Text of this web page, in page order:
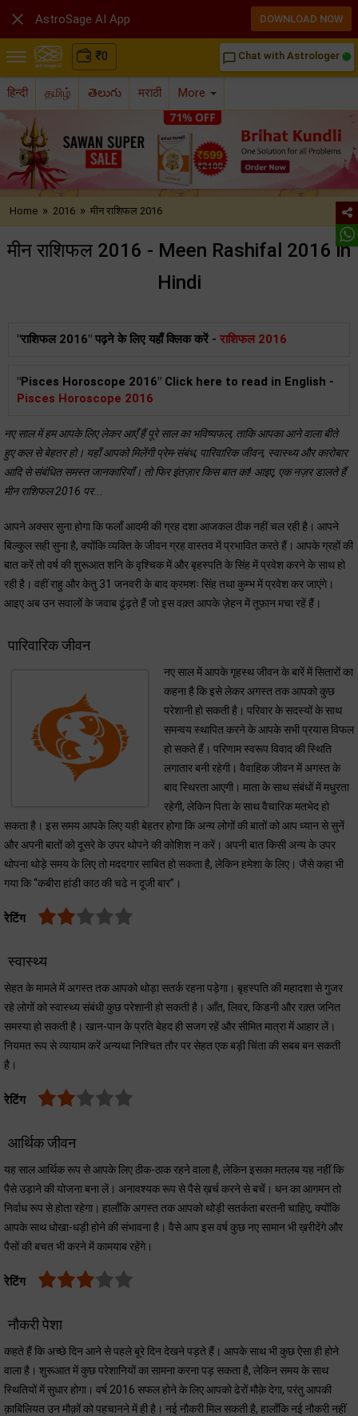
₹0 chat_bubble_outline Chat with Astrologer
हिन्दी தமிழ் తెలుగు मराठी More
Home » 2016 » मीन राशिफल 2016
मीन राशिफल 2016 - Meen Rashifal 2016 in
Hindi
"राशिफल 2016" पढ़ने के लिए यहाँ क्लिक करें - राशिफल 2016
"Pisces Horoscope 2016" Click here to read in English -
Pisces Horoscope 2016
नए साल में हम आपके लिए लेकर आएँ हैं पूरे साल का भविष्यफल, ताकि आपका आने वाला बीते
हुए कल से बेहतर हो। यहाँ आपको मिलेंगी प्रेम-संबंध, पारिवारिक जीवन, स्वास्थ्य और कारोबार
आदि से संबंधित समस्त जानकारियाँ। तो फिर इंतज़ार किस बात का! आइए, एक नज़र डालते हैं
मीन राशिफल 2016 पर...
आपने अक्सर सुना होगा कि फलाँ आदमी की ग्रह दशा आजकल ठीक नहीं चल रही है। आपने
बिल्कुल सही सुना है, क्योंकि व्यक्ति के जीवन ग्रह वास्तव में प्रभावित करते हैं। आपके ग्रहों की
बात करें तो वर्ष की शुरूआत शनि के वृश्चिक में और बृहस्पति के सिंह में प्रवेश करने के साथ हो
रही है। वहीं राहु और केतु 31 जनवरी के बाद क्रमशः सिंह तथा कुम्भ में प्रवेश कर जाएंगे।
आइए अब उन सवालों के जवाब ढूंढ़ते हैं जो इस वक़्त आपके ज़ेहन में तूफ़ान मचा रहें हैं।
पारिवारिक जीवन
नए साल में आपके गृहस्थ जीवन के बारें में सितारों का
कहना है कि इसे लेकर अगस्त तक आपको कुछ
परेशानी हो सकती है। परिवार के सदस्यों के साथ
समन्वय स्थापित करने के आपके सभी प्रयास विफल
हो सकते हैं। परिणाम स्वरूप विवाद की स्थिति
लगातार बनी रहेगी। वैवाहिक जीवन में अगस्त के
बाद स्थिरता आएगी। माता के साथ संबंधों में मधुरता
रहेगी, लेकिन पिता के साथ वैचारिक मतभेद हो
सकता है। इस समय आपके लिए यही बेहतर होगा कि अन्य लोगों की बातों को आप ध्यान से सुनें
और अपनी बातों को दूसरे के उपर थोपने की कोशिश न करें। अपनी बात किसी अन्य के उपर
थोपना थोड़े समय के लिए तो मददगार साबित हो सकता है, लेकिन हमेशा के लिए। जैसे कहा भी
गया कि “कबीरा हांडी काठ की चढे न दूजी बार”।
रेटिंग
स्वास्थ्य
सेहत के मामले में अगस्त तक आपको थोड़ा सतर्क रहना पड़ेगा। बृहस्पति की महादशा से गुजर
रहे लोगों को स्वास्थ्य संबंधी कुछ परेशानी हो सकती है। आँत, लिवर, किडनी और रक़्त जनित
समस्या हो सकती है। खान-पान के प्रति बेहद ही सजग रहें और सीमित मात्रा में आहार लें।
नियमत रूप से व्यायाम करें अन्यथा निश्चित तौर पर सेहत एक बड़ी चिंता की सबब बन सकती
है।
रेटिंग
आर्थिक जीवन
यह साल आर्थिक रूप से आपके लिए ठीक-ठाक रहने वाला है, लेकिन इसका मतलब यह नहीं कि
पैसे उड़ाने की योजना बना लें। अनावश्यक रूप से पैसे ख़र्च करने से बचें। धन का आगमन तो
निर्वाध रूप से होता रहेगा। हालाँकि अगस्त तक आपको थोड़ी सतर्कता बरतनी चाहिए, क्योंकि
आपके साथ धोखा-धड़ी होने की संभावना है। वैसे आप इस वर्ष कुछ नए सामान भी ख़रीदेंगे और
पैसों की बचत भी करने में कामयाब रहेंगे।
रेटिंग
नौकरी पेशा
कहते हैं कि अच्छे दिन आने से पहले बूरे दिन देखने पड़ते हैं। आपके साथ भी कुछ ऐसा ही होने
वाला है। शुरूआत में कुछ परेशानियों का सामना करना पड़ सकता है, लेकिन समय के साथ
स्थितियों में सुधार होगा। वर्ष 2016 सफल होने के लिए आपको ढेरों मौक़े देगा, परंतु आपकी
क़ाबिलियत उन मौक़ों को पहचानने में ही है। नई नौकरी मिल सकती है, हालाँकि नई नौकरी नहीं
 AstroSage AI App DOWNLOAD NOW